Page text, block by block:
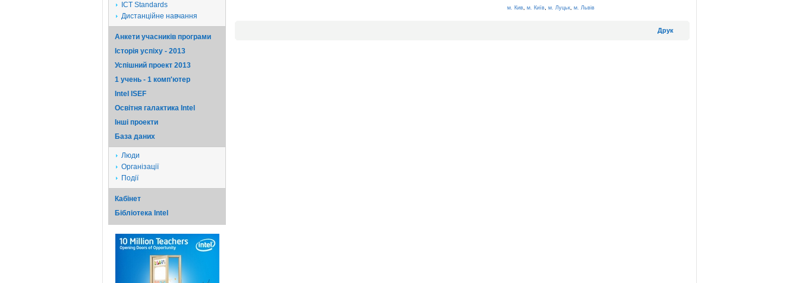
ICT Standards
Дистанційне навчання
Анкети учасників програми
Історія успіху - 2013
Успішний проект 2013
1 учень - 1 комп'ютер
Intel ISEF
Освітня галактика Intel
Iншi проекти
База даних
Люди
Організації
Події
Кабінет
Бібліотека Intel
м. Кив м. Київ м. Луцьк м. Львів
Друк